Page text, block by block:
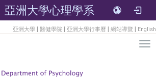
亞洲大學心理學系
亞洲大學 | 醫健學院 | 亞洲大學行事曆 | 網站導覽 | English